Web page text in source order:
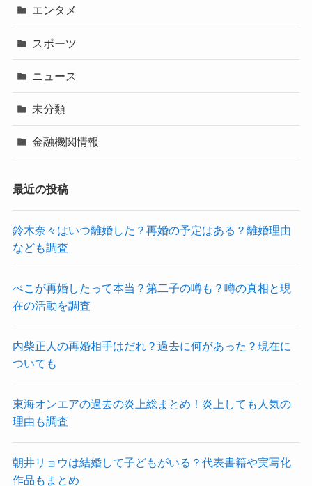
エンタメ
スポーツ
ニュース
未分類
金融機関情報
最近の投稿
鈴木奈々はいつ離婚した？再婚の予定はある？離婚理由
なども調査
ぺこが再婚したって本当？第二子の噂も？噂の真相と現
在の活動を調査
内柴正人の再婚相手はだれ？過去に何があった？現在に
ついても
東海オンエアの過去の炎上総まとめ！炎上しても人気の
理由も調査
朝井リョウは結婚して子どもがいる？代表書籍や実写化
作品もまとめ